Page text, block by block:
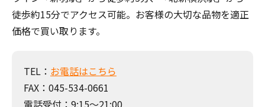
徒歩約15分でアクセス可能。お客様の大切な品物を適正
価格で買い取ります。
TEL： お電話はこちら
FAX：045-534-0661
電話受付：9:15～21:00